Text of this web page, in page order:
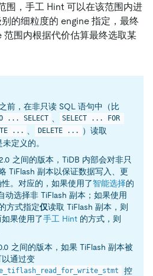
围，手工 Hint 可以在该范围内进
的细粒度的 engine 指定，最终
范围内根据代价估算最终选取某
前，在非只读 SQL 语句中（比
... SELECT
SELECT ... FOR
... DELETE ...
）读取
定义的。
之间的版本，TiDB 内部会对非只
TiFlash 副本以保证数据写入、更
。对应的，如果使用了智能选择的
动选择非 TiFlash 副本；如果使用
方式指定仅读取 TiFlash 副本，则
果使用了手工 Hint 的方式，则
之间的版本，如果 TiFlash 副本被
通过变
控